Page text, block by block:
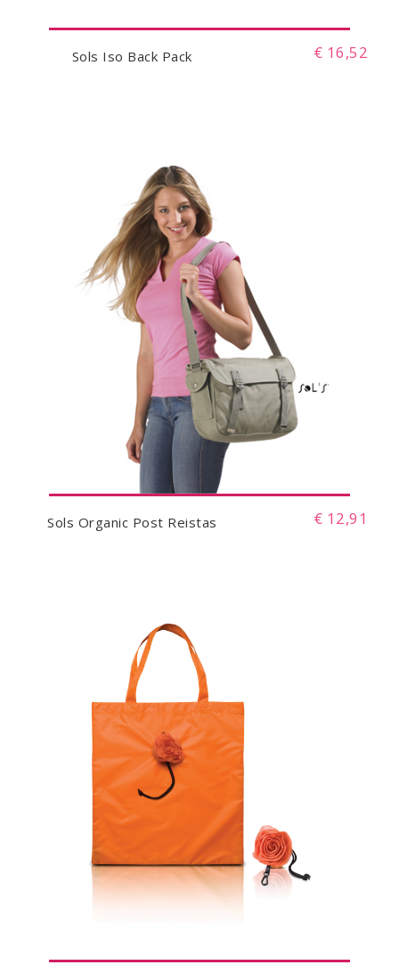
Sols Iso Back Pack € 16,52
Sols Organic Post Reistas € 12,91